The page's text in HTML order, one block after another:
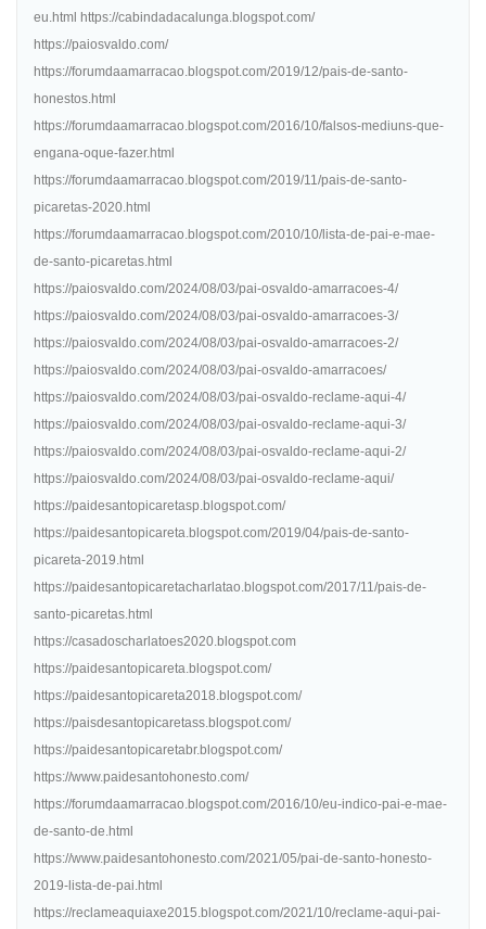
eu.html https://cabindadacalunga.blogspot.com/
https://paiosvaldo.com/
https://forumdaamarracao.blogspot.com/2019/12/pais-de-santo-
honestos.html
https://forumdaamarracao.blogspot.com/2016/10/falsos-mediuns-que-
engana-oque-fazer.html
https://forumdaamarracao.blogspot.com/2019/11/pais-de-santo-
picaretas-2020.html
https://forumdaamarracao.blogspot.com/2010/10/lista-de-pai-e-mae-
de-santo-picaretas.html
https://paiosvaldo.com/2024/08/03/pai-osvaldo-amarracoes-4/
https://paiosvaldo.com/2024/08/03/pai-osvaldo-amarracoes-3/
https://paiosvaldo.com/2024/08/03/pai-osvaldo-amarracoes-2/
https://paiosvaldo.com/2024/08/03/pai-osvaldo-amarracoes/
https://paiosvaldo.com/2024/08/03/pai-osvaldo-reclame-aqui-4/
https://paiosvaldo.com/2024/08/03/pai-osvaldo-reclame-aqui-3/
https://paiosvaldo.com/2024/08/03/pai-osvaldo-reclame-aqui-2/
https://paiosvaldo.com/2024/08/03/pai-osvaldo-reclame-aqui/
https://paidesantopicaretasp.blogspot.com/
https://paidesantopicareta.blogspot.com/2019/04/pais-de-santo-
picareta-2019.html
https://paidesantopicaretacharlatao.blogspot.com/2017/11/pais-de-
santo-picaretas.html
https://casadoscharlatoes2020.blogspot.com
https://paidesantopicareta.blogspot.com/
https://paidesantopicareta2018.blogspot.com/
https://paisdesantopicaretass.blogspot.com/
https://paidesantopicaretabr.blogspot.com/
https://www.paidesantohonesto.com/
https://forumdaamarracao.blogspot.com/2016/10/eu-indico-pai-e-mae-
de-santo-de.html
https://www.paidesantohonesto.com/2021/05/pai-de-santo-honesto-
2019-lista-de-pai.html
https://reclameaquiaxe2015.blogspot.com/2021/10/reclame-aqui-pai-